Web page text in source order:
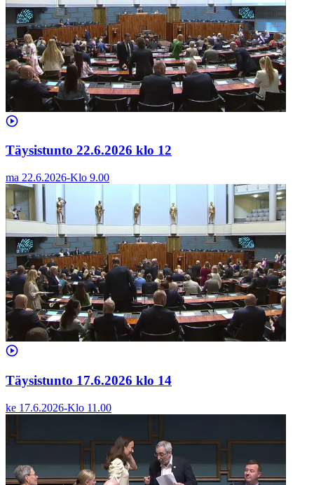
Täysistunto 22.6.2026 klo 12
ma 22.6.2026-Klo 9.00
Täysistunto 17.6.2026 klo 14
ke 17.6.2026-Klo 11.00